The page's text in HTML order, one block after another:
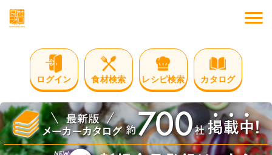
ログイン 食材検索 レシピ検索 カタログ